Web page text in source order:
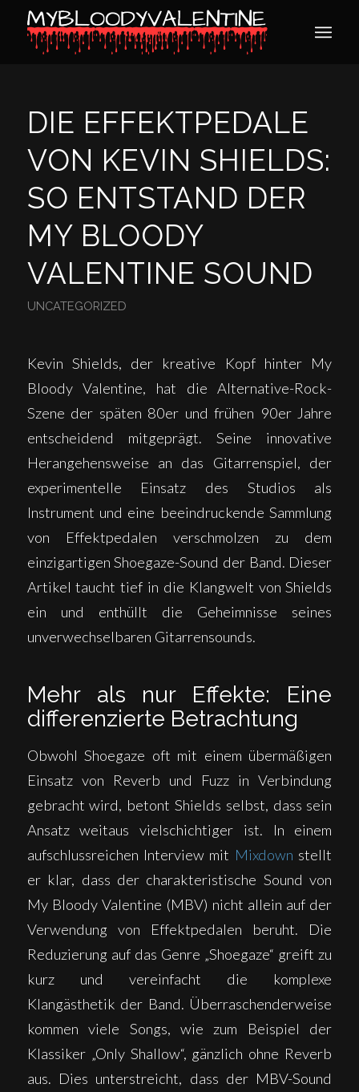
DIE EFFEKTPEDALE
VON KEVIN SHIELDS:
SO ENTSTAND DER
MY BLOODY
VALENTINE SOUND
UNCATEGORIZED
Kevin Shields, der kreative Kopf hinter My
Bloody Valentine, hat die Alternative-Rock-
Szene der späten 80er und frühen 90er Jahre
entscheidend mitgeprägt. Seine innovative
Herangehensweise an das Gitarrenspiel, der
experimentelle Einsatz des Studios als
Instrument und eine beeindruckende Sammlung
von Effektpedalen verschmolzen zu dem
einzigartigen Shoegaze-Sound der Band. Dieser
Artikel taucht tief in die Klangwelt von Shields
ein und enthüllt die Geheimnisse seines
unverwechselbaren Gitarrensounds.
Mehr als nur Effekte: Eine
differenzierte Betrachtung
Obwohl Shoegaze oft mit einem übermäßigen
Einsatz von Reverb und Fuzz in Verbindung
gebracht wird, betont Shields selbst, dass sein
Ansatz weitaus vielschichtiger ist. In einem
aufschlussreichen Interview mit Mixdown stellt
er klar, dass der charakteristische Sound von
My Bloody Valentine (MBV) nicht allein auf der
Verwendung von Effektpedalen beruht. Die
Reduzierung auf das Genre „Shoegaze“ greift zu
kurz und vereinfacht die komplexe
Klangästhetik der Band. Überraschenderweise
kommen viele Songs, wie zum Beispiel der
Klassiker „Only Shallow“, gänzlich ohne Reverb
aus. Dies unterstreicht, dass der MBV-Sound